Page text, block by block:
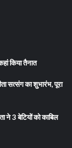
किया तैनात
सत्संग का शुभारंभ, पूरा
ने 3 बेटियों को काबिल